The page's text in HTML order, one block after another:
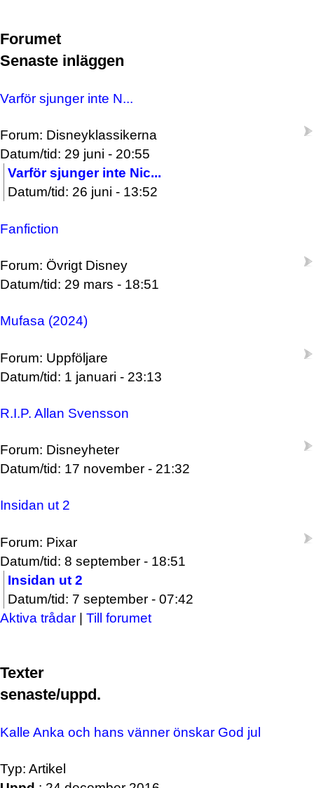
Forumet
Senaste inläggen
Varför sjunger inte N...
Forum: Disneyklassikerna
Datum/tid: 29 juni - 20:55
Varför sjunger inte Nic...
Datum/tid: 26 juni - 13:52
Fanfiction
Forum: Övrigt Disney
Datum/tid: 29 mars - 18:51
Mufasa (2024)
Forum: Uppföljare
Datum/tid: 1 januari - 23:13
R.I.P. Allan Svensson
Forum: Disneyheter
Datum/tid: 17 november - 21:32
Insidan ut 2
Forum: Pixar
Datum/tid: 8 september - 18:51
Insidan ut 2
Datum/tid: 7 september - 07:42
Aktiva trådar | Till forumet
Texter
senaste/uppd.
Kalle Anka och hans vänner önskar God jul
Typ: Artikel